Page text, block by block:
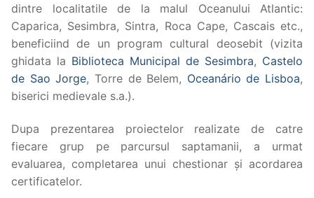
dintre localitatile de la malul Oceanului Atlantic:
Caparica, Sesimbra, Sintra, Roca Cape, Cascais etc.,
beneficiind de un program cultural deosebit (vizita
ghidata la Biblioteca Municipal de Sesimbra, Castelo
de Sao Jorge, Torre de Belem, Oceanário de Lisboa,
biserici medievale s.a.).
Dupa prezentarea proiectelor realizate de catre
fiecare grup pe parcursul saptamanii, a urmat
evaluarea, completarea unui chestionar şi acordarea
certificatelor.